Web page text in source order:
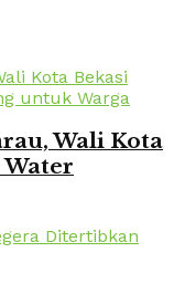
Wali Kota
Water